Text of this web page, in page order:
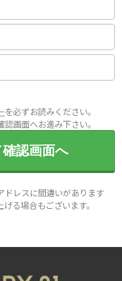
を必ずお読みください。
画面へお進み下さい。
認画面へ
レスに間違いがあります
る場合もございます。